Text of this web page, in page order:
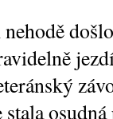
stala